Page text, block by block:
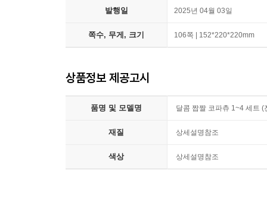
발행일 2025년 04월 03일
쪽수, 무게, 크기 106쪽 | 152*220*220mm
상품정보 제공고시
품명 및 모델명 달콤 짭짤 코파츄 1~4 세트 (
재질 상세설명참조
색상 상세설명참조